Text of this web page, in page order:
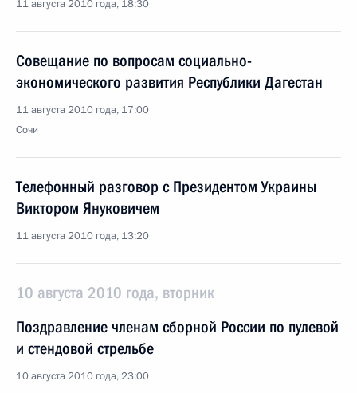
11 августа 2010 года, 18:30
Совещание по вопросам социально-
экономического развития Республики Дагестан
11 августа 2010 года, 17:00
Сочи
Телефонный разговор с Президентом Украины
Виктором Януковичем
11 августа 2010 года, 13:20
10 августа 2010 года, вторник
Поздравление членам сборной России по пулевой
и стендовой стрельбе
10 августа 2010 года, 23:00